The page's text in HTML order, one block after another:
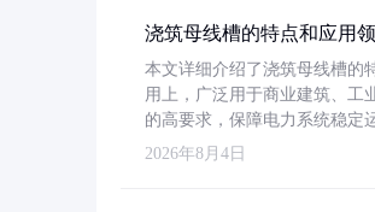
浇筑母线槽的特点和应用
本文详细介绍了浇筑母线槽的
用上，广泛用于商业建筑、工
的高要求，保障电力系统稳定
2026年8月4日